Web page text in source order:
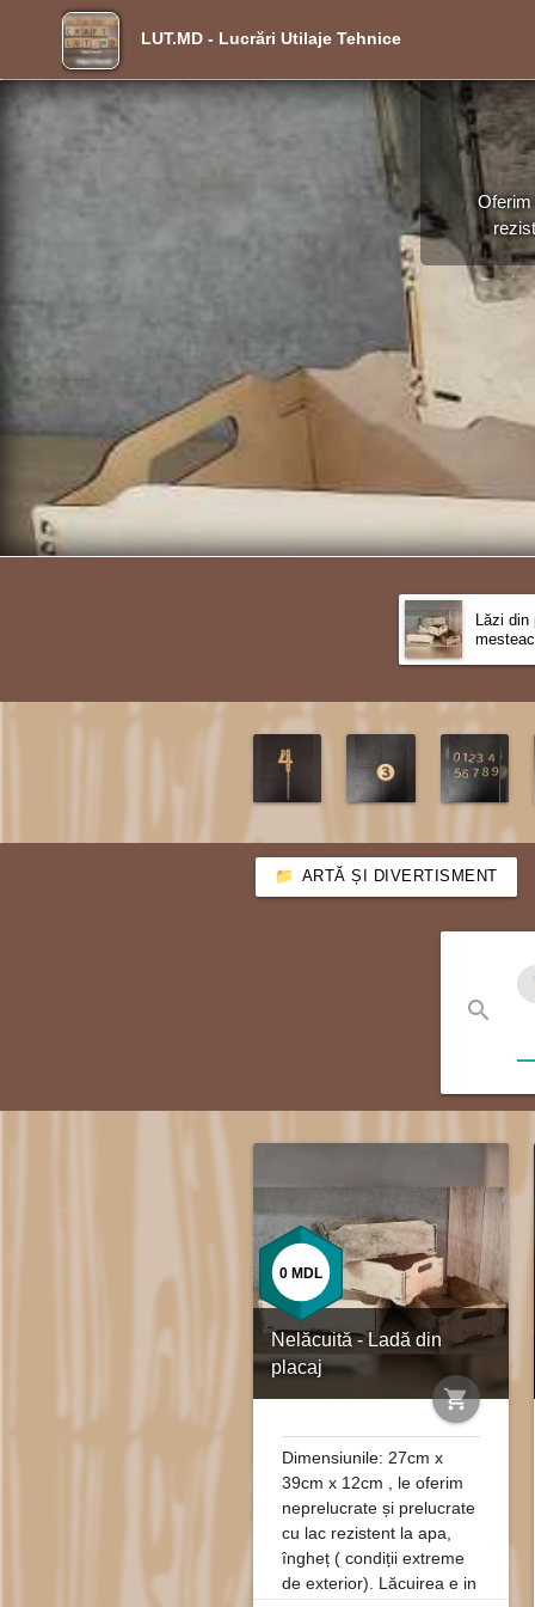
LUT.MD - Lucrări Utilaje Tehnice
Oferim
Lăzi din
ARTĂ ȘI DIVERTISMENT
search
Nelăcuită - Ladă din
placaj
shopping_cart
0 MDL
Dimensiunile: 27cm x
39cm x 12cm , le oferim
neprelucrate și prelucrate
cu lac rezistent la apa,
îngheț ( condiții extreme
de exterior). Lăcuirea e in